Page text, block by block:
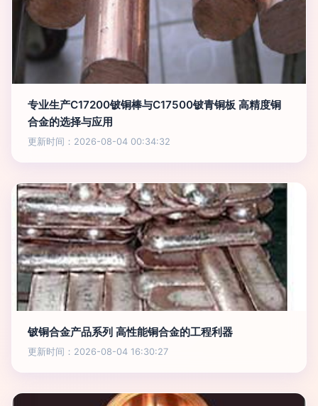
专业生产C17200铍铜棒与C17500铍青铜板 高精度铜
合金的选择与应用
更新时间：2026-08-04 00:34:32
铍铜合金产品系列 高性能铜合金的工程利器
更新时间：2026-08-04 16:30:27